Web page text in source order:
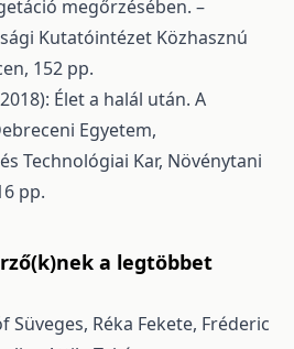
megőrzésében. –
Kutatóintézet Közhasznú
152 pp.
Élet a halál után. A
Egyetem,
Technológiai Kar, Növénytani
pp.
a legtöbbet
Réka Fekete, Fréderic